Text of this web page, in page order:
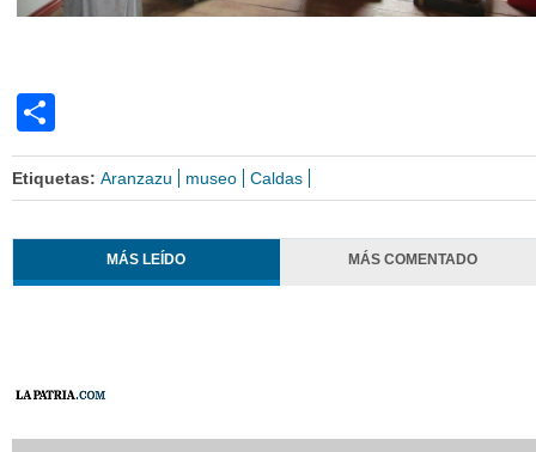
Etiquetas: Aranzazu museo Caldas
MÁS LEÍDO MÁS COMENTADO